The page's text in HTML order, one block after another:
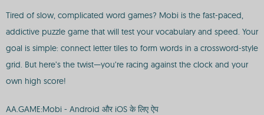
Tired of slow, complicated word games? Mobi is the fast-paced,
addictive puzzle game that will test your vocabulary and speed. Your
goal is simple: connect letter tiles to form words in a crossword-style
grid. But here’s the twist—you’re racing against the clock and your
own high score!
AA.GAME:Mobi - Android और iOS के लिए ऐप